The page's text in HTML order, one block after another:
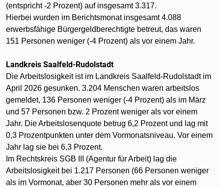
(entspricht -2 Prozent) auf insgesamt 3.317.
Hierbei wurden im Berichtsmonat insgesamt 4.088
erwerbsfähige Bürgergeldberechtigte betreut, das waren
151 Personen weniger (-4 Prozent) als vor einem Jahr.
Landkreis Saalfeld-Rudolstadt
Die Arbeitslosigkeit ist im Landkreis Saalfeld-Rudolstadt im
April 2026 gesunken. 3.204 Menschen waren arbeitslos
gemeldet, 136 Personen weniger (-4 Prozent) als im März
und 57 Personen bzw. 2 Prozent weniger als vor einem
Jahr. Die Arbeitslosenquote betrug 6,2 Prozent und lag mit
0,3 Prozentpunkten unter dem Vormonatsniveau. Vor einem
Jahr lag sie bei 6,3 Prozent.
Im Rechtskreis SGB III (Agentur für Arbeit) lag die
Arbeitslosigkeit bei 1.217 Personen (66 Personen weniger
als im Vormonat, aber 30 Personen mehr als vor einem